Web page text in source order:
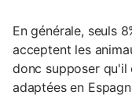
En générale, seuls
acceptent les
donc supposer qu'il
adaptées en